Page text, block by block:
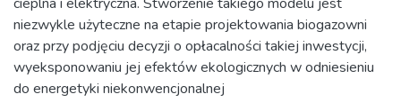
niezwykle użyteczne na etapie projektowania biogazowni
oraz przy podjęciu decyzji o opłacalności takiej inwestycji,
wyeksponowaniu jej efektów ekologicznych w odniesieniu
do energetyki niekonwencjonalnej